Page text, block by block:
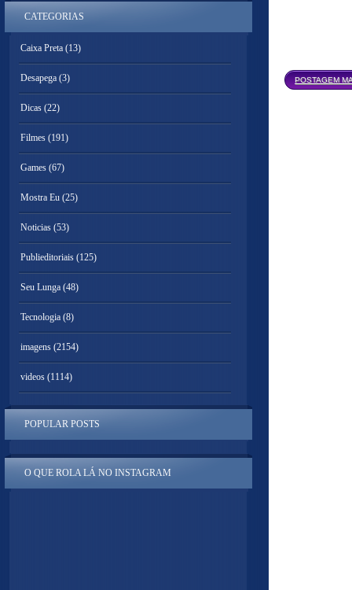
POSTAGEM
CATEGORIAS
Caixa Preta (13)
Desapega (3)
Dicas (22)
Filmes (191)
Games (67)
Mostra Eu (25)
Noticias (53)
Publieditoriais (125)
Seu Lunga (48)
Tecnologia (8)
imagens (2154)
videos (1114)
POPULAR POSTS
O QUE ROLA LÁ NO INSTAGRAM